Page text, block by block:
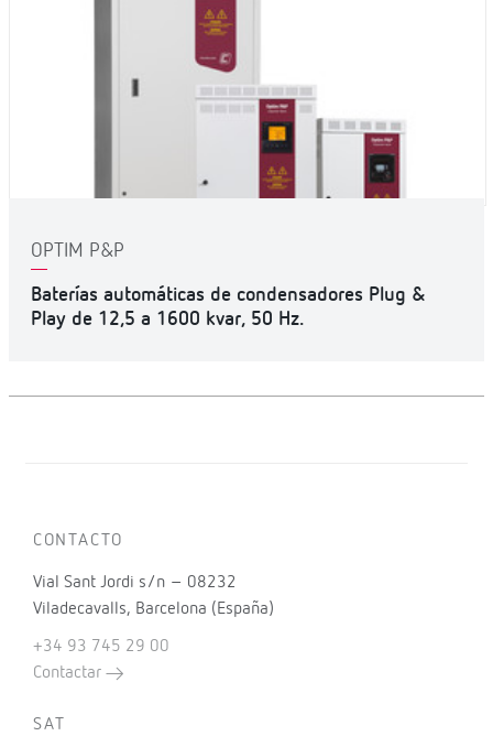
OPTIM P&P
Baterías automáticas de condensadores Plug &
Play de 12,5 a 1600 kvar, 50 Hz.
CONTACTO
Vial Sant Jordi s/n – 08232
Viladecavalls, Barcelona (España)
+34 93 745 29 00
Contactar
SAT